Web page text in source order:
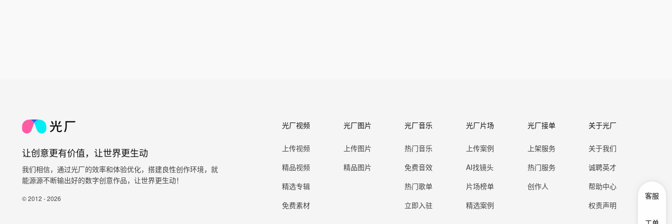
让创意更有价值，让世界更生动
我们相信，通过光厂的效率和体验优化，搭建良性创作环境，就
能源源不断输出好的数字创意作品，让世界更生动！
© 2012 - 2026
光厂视频
上传视频
精品视频
精选专辑
免费素材
光厂图片
上传图片
精品图片
光厂音乐
热门音乐
免费音效
热门歌单
立即入驻
光厂片场
上传案例
AI找镜头
片场榜单
精选案例
光厂接单
上架服务
热门服务
创作人
关于光厂
关于我们
诚聘英才
帮助中心
权责声明
客服